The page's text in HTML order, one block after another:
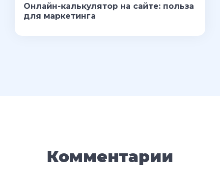
Онлайн-калькулятор на сайте: польза
для маркетинга
Комментарии